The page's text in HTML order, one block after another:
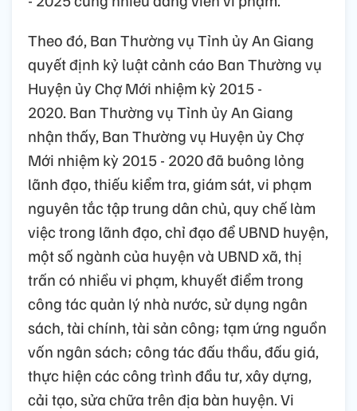
Theo đó,Ban Thường vụ Tỉnh ủy An Giang
quyết định kỷ luật cảnh cáo Ban Thường vụ
Huyện ủy Chợ Mới nhiệm kỳ 2015 -
2020. Ban Thường vụ Tỉnh ủy An Giang
nhận thấy, Ban Thường vụ Huyện ủy Chợ
Mới nhiệm kỳ 2015 - 2020đã buông lỏng
lãnh đạo, thiếu kiểm tra, giám sát, vi phạm
nguyên tắc tập trung dân chủ, quy chế làm
việc trong lãnh đạo, chỉ đạo để UBND huyện,
một số ngành của huyện và UBND xã, thị
trấn có nhiều vi phạm, khuyết điểm trong
công tác quản lý nhà nước, sử dụng ngân
sách, tài chính, tài sản công; tạm ứng nguồn
vốn ngân sách; công tác đấu thầu, đấu giá,
thực hiện các công trình đầu tư, xây dựng,
cải tạo, sửa chữa trên địa bàn huyện.Vi